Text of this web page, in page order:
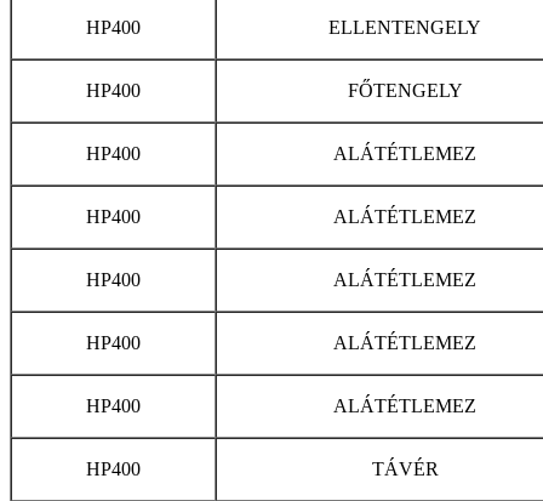
HP400 ELLENTENGELY
HP400 FŐTENGELY
HP400 ALÁTÉTLEMEZ
HP400 ALÁTÉTLEMEZ
HP400 ALÁTÉTLEMEZ
HP400 ALÁTÉTLEMEZ
HP400 ALÁTÉTLEMEZ
HP400 TÁVÉR